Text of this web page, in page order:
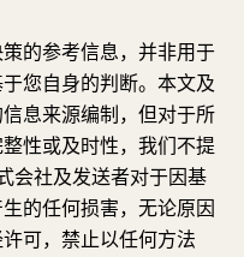
的参考信息，并非用于
您自身的判断。本文及
息来源编制，但对于所
性或及时性，我们不提
会社及发送者对于因基
的任何损害，无论原因
可，禁止以任何方法